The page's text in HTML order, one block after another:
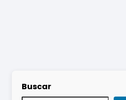
Buscar